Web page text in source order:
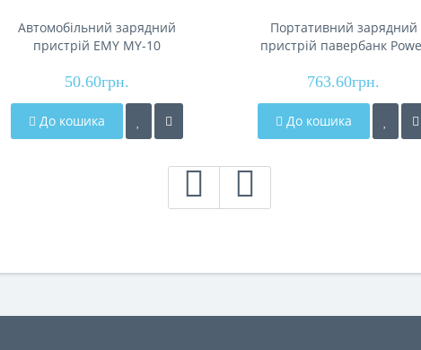
Автомобільний зарядний
пристрій EMY MY-10
50.60грн.
До кошика
Портативний зарядний
пристрій павербанк
зарядкою 22.5Вт
763.60грн.
До кошика